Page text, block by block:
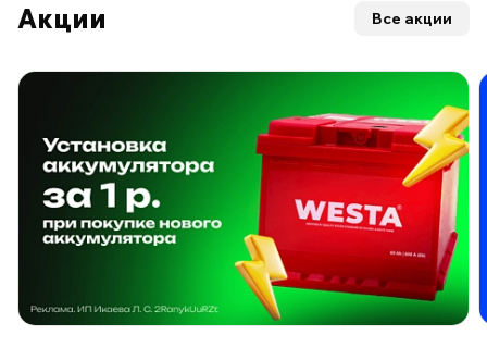
Акции Все акции